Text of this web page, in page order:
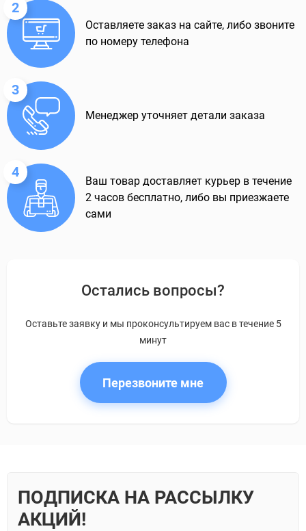
2
Оставляете заказ на сайте, либо звоните
по номеру телефона
3
Менеджер уточняет детали заказа
4
Ваш товар доставляет курьер в течение
2 часов бесплатно, либо вы приезжаете
сами
Остались вопросы?
Оставьте заявку и мы проконсультируем вас в течение 5
минут
Перезвоните мне
ПОДПИСКА НА РАССЫЛКУ
АКЦИЙ!